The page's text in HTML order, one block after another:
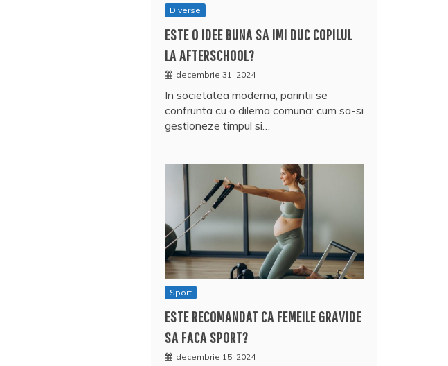
Diverse
ESTE O IDEE BUNA SA IMI DUC COPILUL
LA AFTERSCHOOL?
decembrie 31, 2024
In societatea moderna, parintii se
confrunta cu o dilema comuna: cum sa-si
gestioneze timpul si…
Sport
ESTE RECOMANDAT CA FEMEILE GRAVIDE
SA FACA SPORT?
decembrie 15, 2024